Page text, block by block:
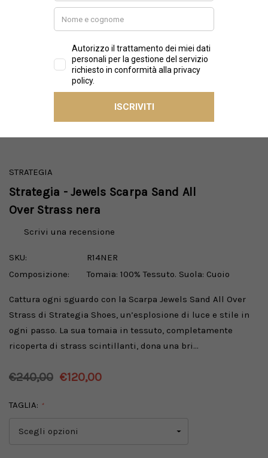
STRATEGIA
Strategia - Jewels Scarpa Sand All
Over Strass nera
Scrivi una recensione
SKU:
R14NER
Composizione:
Tomaia: 100% Tessuto. Suola: Cuoio
Cattura ogni sguardo con la Scarpa Jewels Sand All Over
Strass di Strategia Shoes, un’esplosione di luce e stile in
ogni passo. La sua tomaia in tessuto, completamente
ricoperta di strass scintillanti, dona una bri…
€240,00 €120,00
TAGLIA: *